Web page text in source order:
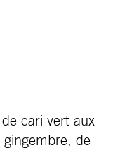
cari vert aux
gingembre, de